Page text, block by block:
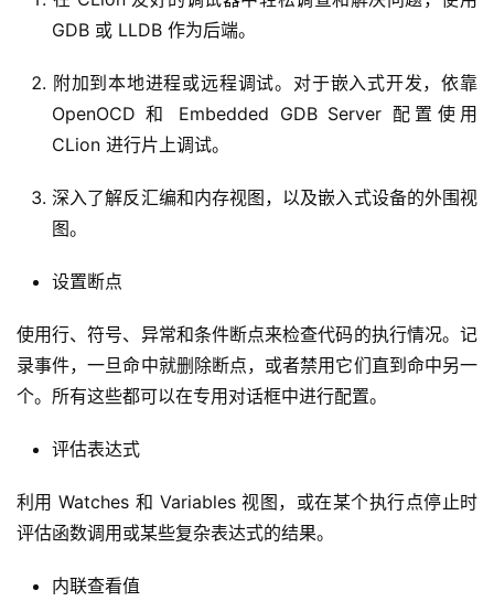
GDB 或 LLDB 作为后端。
附加到本地进程或远程调试。对于嵌入式开发，依靠
OpenOCD 和 Embedded GDB Server 配置使用
CLion 进行片上调试。
深入了解反汇编和内存视图，以及嵌入式设备的外围视
图。
设置断点
使用行、符号、异常和条件断点来检查代码的执行情况。记
录事件，一旦命中就删除断点，或者禁用它们直到命中另一
个。所有这些都可以在专用对话框中进行配置。
评估表达式
利用 Watches 和 Variables 视图，或在某个执行点停止时
评估函数调用或某些复杂表达式的结果。
内联查看值